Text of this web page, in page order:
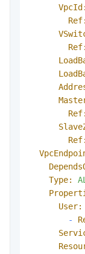
VpcId:
Ref:
Ref:
Ref:
Ref:
Type:
User:
-